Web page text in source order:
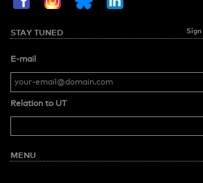
STAY TUNED
E-mail
Relation to UT
MENU